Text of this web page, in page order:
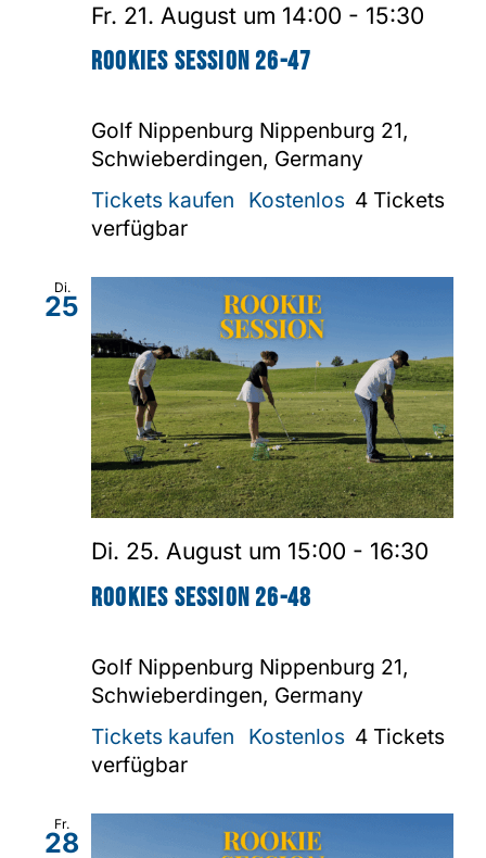
Rookies Session 26-47
Fr. 21. August um 14:00 - 15:30
Golf Nippenburg Nippenburg 21,
Schwieberdingen, Germany
Tickets kaufen
Kostenlos 4 Tickets
verfügbar
Di.
25
Rookies Session 26-48
Di. 25. August um 15:00 - 16:30
Golf Nippenburg Nippenburg 21,
Schwieberdingen, Germany
Tickets kaufen
Kostenlos 4 Tickets
verfügbar
Fr.
28